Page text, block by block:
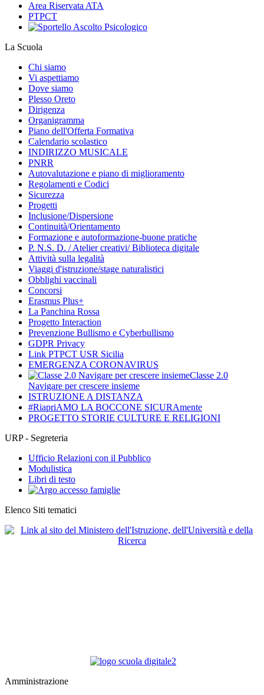
Area Riservata ATA
PTPCT
La Scuola
Chi siamo
Vi aspettiamo
Dove siamo
Plesso Oreto
Dirigenza
Organigramma
Piano dell'Offerta Formativa
Calendario scolastico
INDIRIZZO MUSICALE
PNRR
Autovalutazione e piano di miglioramento
Regolamenti e Codici
Sicurezza
Progetti
Inclusione/Dispersione
Continuità/Orientamento
Formazione e autoformazione-buone pratiche
P. N.S. D. / Atelier creativi/ Biblioteca digitale
Attività sulla legalità
Viaggi d'istruzione/stage naturalistici
Obblighi vaccinali
Concorsi
Erasmus Plus+
La Panchina Rossa
Progetto Interaction
Prevenzione Bullismo e Cyberbullismo
GDPR Privacy
Link PTPCT USR Sicilia
EMERGENZA CORONAVIRUS
Classe 2.0
Navigare per crescere insieme
ISTRUZIONE A DISTANZA
#RiapriAMO LA BOCCONE SICURAmente
PROGETTO STORIE CULTURE E RELIGIONI
URP - Segreteria
Ufficio Relazioni con il Pubblico
Modulistica
Libri di testo
Elenco Siti tematici
Amministrazione